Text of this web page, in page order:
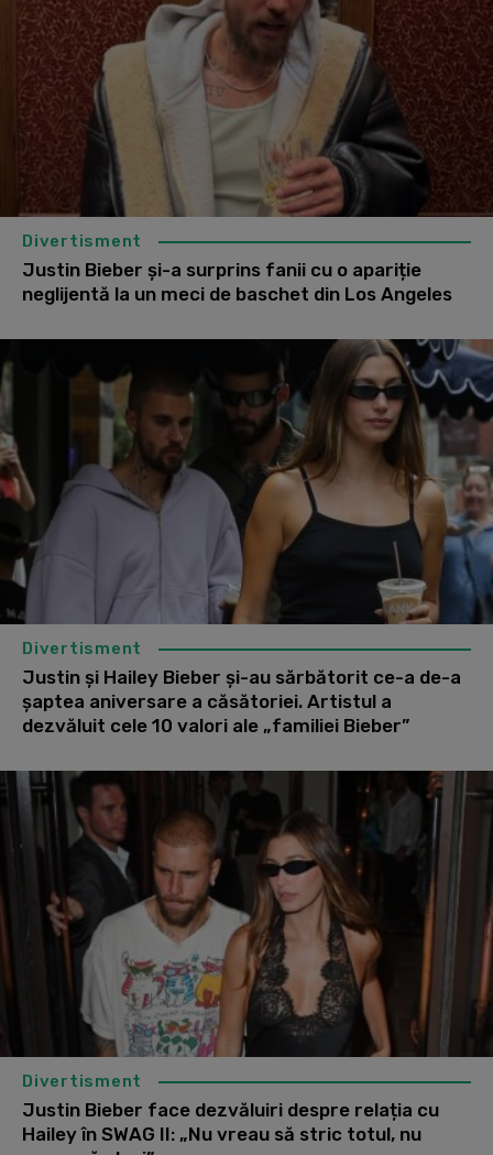
Divertisment
Justin Bieber și-a surprins fanii cu o apariție
neglijentă la un meci de baschet din Los Angeles
Divertisment
Justin și Hailey Bieber și-au sărbătorit ce-a de-a
șaptea aniversare a căsătoriei. Artistul a
dezvăluit cele 10 valori ale „familiei Bieber”
Divertisment
Justin Bieber face dezvăluiri despre relația cu
Hailey în SWAG II: „Nu vreau să stric totul, nu